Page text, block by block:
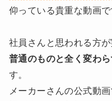
仰っている貴重な動画で
社員さんと思われる方
普通のものと全く変わ
す。
メーカーさんの公式動